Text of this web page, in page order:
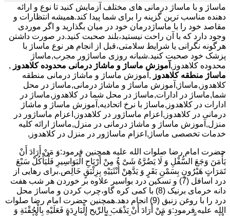
ماساژ و با ماساژ درمانی های مختلف آزمایش کنید تا نوع و ارائه
دهنده مناسب ترین گزینه را برای شما پیدا کند.همیشه انتظارات و
مقاصد خود را با ماساژدرمان خود در میان بگذارید و اگر موردی
وجود دارد که با آن راحت نیستید،بلند صحبت کنید.در صورت داشتن
هرگونه نگرانی یا شرایط سلامتی،قبل از انجام هر نوع ماساژ با
پزشک خود صحبت کنید.شبانه روزی ماساژور مجرب,ماساژ
محدوده کلاهدوز, آموزش ماساژ و ماشاژ درمانی محدوده کلاهدوز ,
ماساژ منطقه کلاهدوز ,آموزش ماساژ و ماشاژ درمانی منطقه
کلاهدوز,ماساژ,آموزش ماساژ و ماشاژ درمانی,ماساژ در محل
شما,ماساژ در ادارات,ماساژ در محل شما در کلاهدوز,ماساژ در
ادارات در کلاهدوز,ماساژ با نرخ اتحادیه,آموزش ماساژ و ماشاژ
درمانی در کلاهدوز,اعزام ماساژور در کلاهدوز,اعزام ماساژور در
منزل,آموزش ماساژ و ماشاژ درمانی در منزل,ماساژ ارائه کلیه
خدمات تخصصی ماساژ,اعزام ماساژور در منزل در کلاهدوز,
حضرت امام رضا صلوات الله علیه همچنین فرمود:وَ مَنْ أَرَادَ أَنْ
یَأْمَنَ وَجَعَ السُّفْلِ وَ لَا یَضُرَّهُ شَیْ ءٌ مِنْ أَرْیَاحِ الْبَوَاسِیرِ فَلْیَأْکُلْ سَبْعَ
تَمَرَاتٍ هَیْرُونٍ بِسَمْنِ بَقَرٍ وَ یَدَّهِنْ أُنْثَیَیْهِ بِزِئْبَقٍ خَالِص.برای رهایی از
درد اسافل (7) و تسکین درد بواسیر علاوه بر خوردن هر شب هفت
دانه خرمای برنیک (8) با کمی کره گاو،چرب کردن و ماساژ محل
درد را با روغن زنبق (9) انجام دهد.همچنین حضرت امام رضا صلوات
الله علیه فرمود:وَ مَنْ أَرَادَ أَنْ یَذْهَبَ بِالرِّیحِ الْبَارِدَةِ فَعَلَیْهِ بِالْحُقْنَةِ وَ